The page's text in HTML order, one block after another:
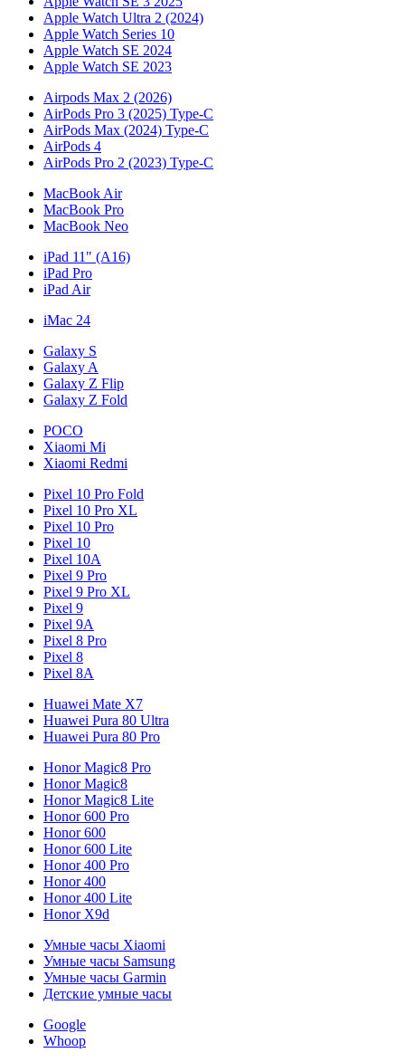
Apple Watch Ultra 2 (2024)
Apple Watch Series 10
Apple Watch SE 2024
Apple Watch SE 2023
Airpods Max 2 (2026)
AirPods Pro 3 (2025) Type-C
AirPods Max (2024) Type-C
AirPods 4
AirPods Pro 2 (2023) Type-C
MacBook Air
MacBook Pro
MacBook Neo
iPad 11" (A16)
iPad Pro
iPad Air
iMac 24
Galaxy S
Galaxy A
Galaxy Z Flip
Galaxy Z Fold
POCO
Xiaomi Mi
Xiaomi Redmi
Pixel 10 Pro Fold
Pixel 10 Pro XL
Pixel 10 Pro
Pixel 10
Pixel 10A
Pixel 9 Pro
Pixel 9 Pro XL
Pixel 9
Pixel 9A
Pixel 8 Pro
Pixel 8
Pixel 8A
Huawei Mate X7
Huawei Pura 80 Ultra
Huawei Pura 80 Pro
Honor Magic8 Pro
Honor Magic8
Honor Magic8 Lite
Honor 600 Pro
Honor 600
Honor 600 Lite
Honor 400 Pro
Honor 400
Honor 400 Lite
Honor X9d
Умные часы Xiaomi
Умные часы Samsung
Умные часы Garmin
Детские умные часы
Google
Whoop